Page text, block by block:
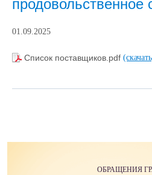
продовольственное
01.09.2025
Список поставщиков.pdf
ОБРАЩЕНИЯ